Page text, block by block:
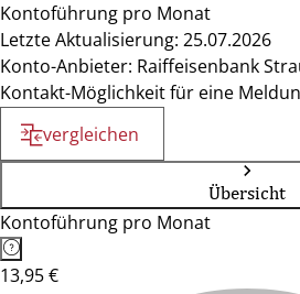
Kontoführung pro Monat
Letzte Aktualisierung: 25.07.2026
Konto-Anbieter: Raiffeisenbank
Kontakt-Möglichkeit für eine
vergleichen
Übersicht
Kontoführung pro Monat
13,95 €